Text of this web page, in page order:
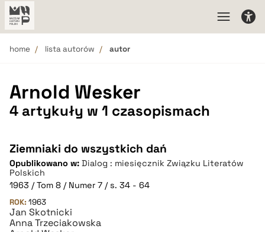
home lista autorów autor
Arnold Wesker
4 artykuły w 1 czasopismach
Ziemniaki do wszystkich dań
Opublikowano w: Dialog : miesięcznik Związku Literatów
Polskich
1963 / Tom 8 / Numer 7 / s. 34 - 64
ROK: 1963
Jan Skotnicki
Anna Trzeciakowska